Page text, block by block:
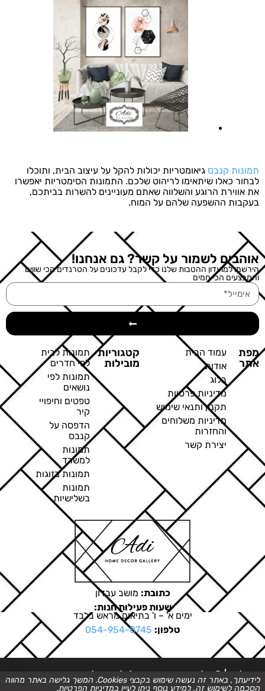
תמונות קנבס גיאומטריות יכולות להקל על עיצוב הבית, ותוכלו
לבחור כאלו שיתאימו לריהוט שלכם. התמונות הסימטריות יאפשרו
את אווירת הרוגע והשלווה שאתם מעוניינים להשרות בביתכם,
בעקבות ההשפעה שלהם על המוח.
אוהבים לשמור על קשר? גם אנחנו!
הירשמו למועדון ההטבות שלנו כדי לקבל עדכונים על הטרנדים הכי שווים
והמבצעים הכי חמים
מפת
אתר
עמוד הבית
אודות
בלוג
מדיניות פרטיות
תקנון ותנאי שימוש
מדיניות משלוחים
והחזרות
יצירת קשר
קטגוריות
מובילות
תמונות לבית
לפי חדרים
תמונות לפי
נושאים
טפטים וחיפויי
קיר
הדפסה על
קנבס
תמונות
למשרד
תמונות בזוגות
תמונות
בשלישיות
כתובת: מושב עבדון
שעות פעילות חנות:
ימים א' – ו' בתיאום מראש בלבד
טלפון: 054-954-8745
ט.ל.ח. | © כל הזכויות שמורות לגלריה של עדי
לידיעתך, באתר זה נעשה שימוש בקבצי Cookies. המשך גלישה באתר מהווה
הסכמה לשימוש זה, למידע נוסף ניתן לעיין במדיניות הפרטיות.